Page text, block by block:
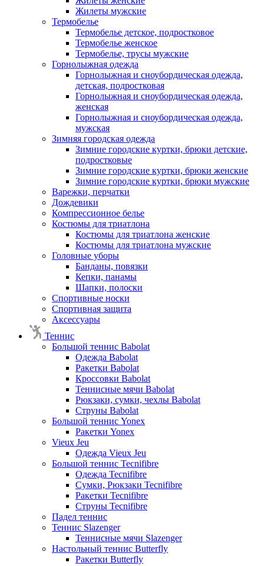
Жилеты мужские
Термобелье
Термобелье детское, подростковое
Термобелье женское
Термобелье, трусы мужские
Горнолыжная одежда
Горнолыжная и сноубордическая одежда,
детская, подростковая
Горнолыжная и сноубордическая одежда,
женская
Горнолыжная и сноубордическая одежда,
мужская
Зимняя городская одежда
Зимние городские куртки, брюки детские,
подростковые
Зимние городские куртки, брюки женские
Зимние городские куртки, брюки мужские
Варежки, перчатки
Дождевики
Компрессионное белье
Костюмы для триатлона
Костюмы для триатлона женские
Костюмы для триатлона мужские
Головные уборы
Банданы, повязки
Кепки, панамы
Шапки, полоски
Спортивные носки
Спортивная защита
Аксессуары
Теннис
Большой теннис Babolat
Одежда Babolat
Ракетки Babolat
Кроссовки Babolat
Теннисные мячи Babolat
Рюкзаки, сумки, чехлы Babolat
Струны Babolat
Большой теннис Yonex
Ракетки Yonex
Vieux Jeu
Одежда Vieux Jeu
Большой теннис Tecnifibre
Одежда Tecnifibre
Сумки, Рюкзаки Tecnifibre
Ракетки Tecnifibre
Струны Tecnifibre
Падел теннис
Теннис Slazenger
Теннисные мячи Slazenger
Настольный теннис Butterfly
Ракетки Butterfly